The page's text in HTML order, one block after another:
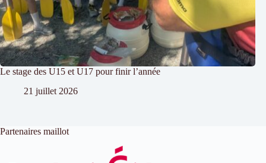
Le stage des U15 et U17 pour finir l’année
21 juillet 2026
Partenaires maillot